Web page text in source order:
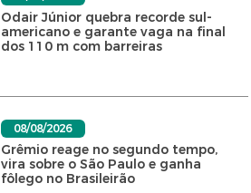
Odair Júnior quebra recorde sul-
americano e garante vaga na final
dos 110 m com barreiras
08/08/2026
Grêmio reage no segundo tempo,
vira sobre o São Paulo e ganha
fôlego no Brasileirão